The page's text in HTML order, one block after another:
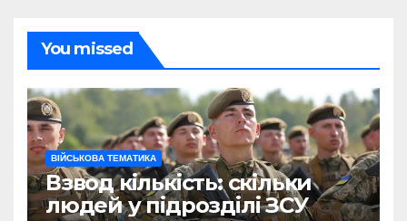
You missed
ВІЙСЬКОВА ТЕМАТИКА
Взвод кількість: скільки
людей у підрозділі ЗСУ